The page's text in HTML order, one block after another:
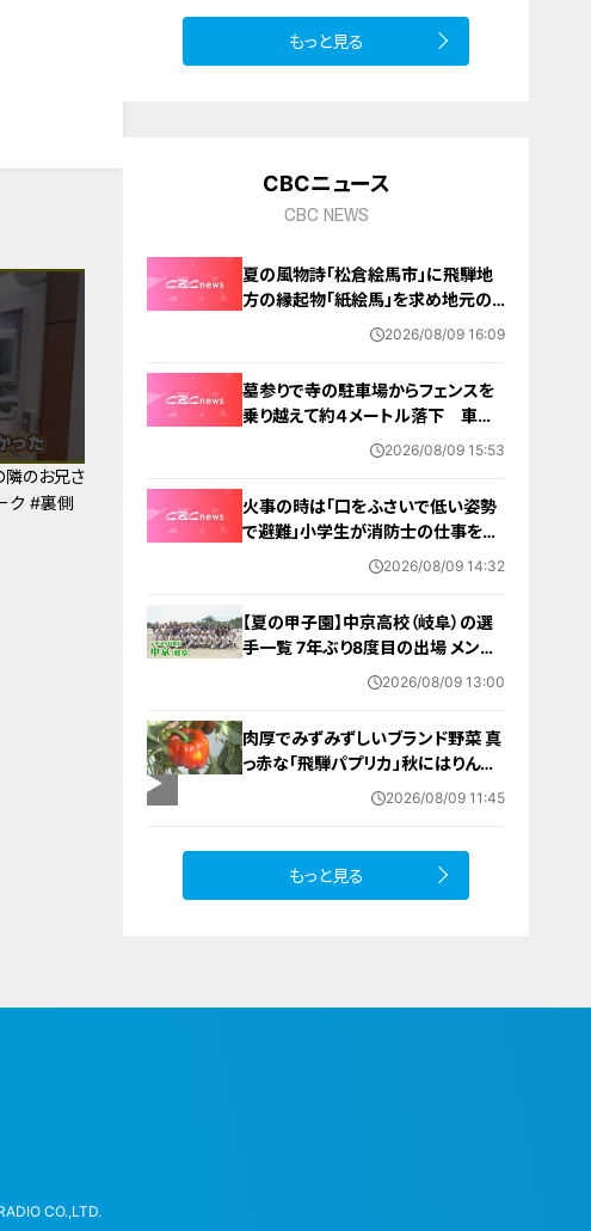
隣のお兄さ
ク #裏側
もっと見る
CBCニュース
CBC NEWS
夏の風物詩「松倉絵馬市」に飛騨地
方の縁起物「紙絵馬」を求め地元の
人や観光客が訪れる 幸せが駆け込
2026/08/09 16:09
墓参りで寺の駐車場からフェンスを
乗り越えて約４メートル落下 車に
乗っていた家族３人けが 岐阜・山
2026/08/09 15:53
火事の時は「口をふさいで低い姿勢
で避難」小学生が消防士の仕事を体
2026/08/09 14:32
【夏の甲子園】中京高校（岐阜）の選
手一覧 7年ぶり8度目の出場 メンバ
ー・出身中学・特徴は？高校野球
2026/08/09 13:00
肉厚でみずみずしいブランド野菜 真
っ赤な「飛騨パプリカ」秋にはりんご
のように甘い 岐阜・高山市の東農
2026/08/09 11:45
もっと見る
CO.,LTD.